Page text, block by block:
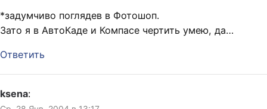
*задумчиво поглядев в Фотошоп.
Зато я в АвтоКаде и Компасе чертить умею, да…
Ответить
ksena: